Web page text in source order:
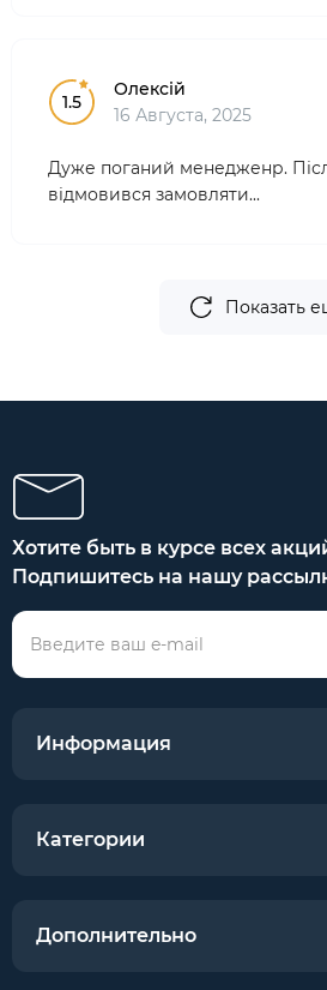
1.5
Олексій
16 Августа, 2025
Дуже поганий менедженр.
відмовився замовляти...
Показать
Хотите быть в курсе всех
Подпишитесь на нашу
Информация
Категории
Дополнительно